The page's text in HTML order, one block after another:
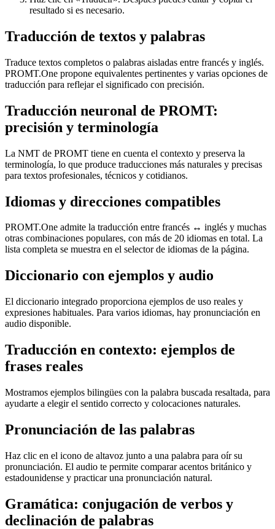
resultado si es necesario.
Traducción de textos y palabras
Traduce textos completos o palabras aisladas entre francés y inglés.
PROMT.One propone equivalentes pertinentes y varias opciones de
traducción para reflejar el significado con precisión.
Traducción neuronal de PROMT:
precisión y terminología
La NMT de PROMT tiene en cuenta el contexto y preserva la
terminología, lo que produce traducciones más naturales y precisas
para textos profesionales, técnicos y cotidianos.
Idiomas y direcciones compatibles
PROMT.One admite la traducción entre francés ↔ inglés y muchas
otras combinaciones populares, con más de 20 idiomas en total. La
lista completa se muestra en el selector de idiomas de la página.
Diccionario con ejemplos y audio
El diccionario integrado proporciona ejemplos de uso reales y
expresiones habituales. Para varios idiomas, hay pronunciación en
audio disponible.
Traducción en contexto: ejemplos de
frases reales
Mostramos ejemplos bilingües con la palabra buscada resaltada, para
ayudarte a elegir el sentido correcto y colocaciones naturales.
Pronunciación de las palabras
Haz clic en el icono de altavoz junto a una palabra para oír su
pronunciación. El audio te permite comparar acentos británico y
estadounidense y practicar una pronunciación natural.
Gramática: conjugación de verbos y
declinación de palabras